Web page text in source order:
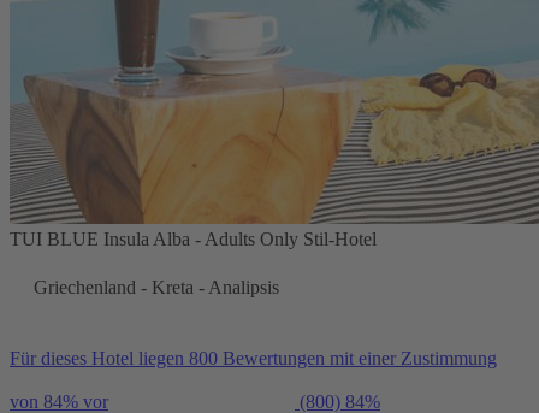
TUI BLUE Insula Alba - Adults Only Stil-Hotel
Griechenland - Kreta - Analipsis
Für dieses Hotel liegen 800 Bewertungen mit einer Zustimmung
von 84% vor (800) 84%